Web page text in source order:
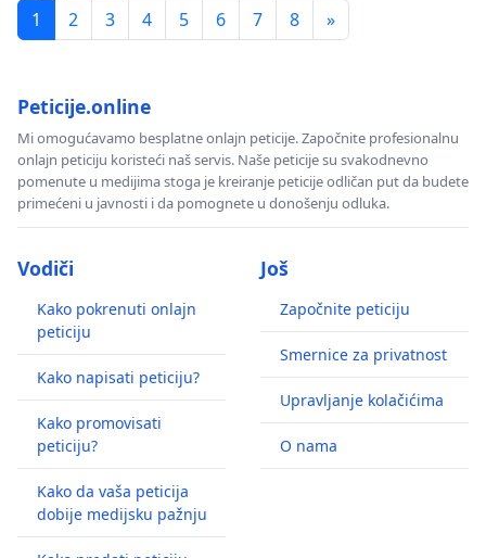
1
2 3 4 5 6 7 8 »
Peticije.online
Mi omogućavamo besplatne onlajn peticije. Započnite profesionalnu
onlajn peticiju koristeći naš servis. Naše peticije su svakodnevno
pomenute u medijima stoga je kreiranje peticije odličan put da budete
primećeni u javnosti i da pomognete u donošenju odluka.
Vodiči
Kako pokrenuti onlajn
peticiju
Kako napisati peticiju?
Kako promovisati
peticiju?
Kako da vaša peticija
dobije medijsku pažnju
Još
Započnite peticiju
Smernice za privatnost
Upravljanje kolačićima
O nama